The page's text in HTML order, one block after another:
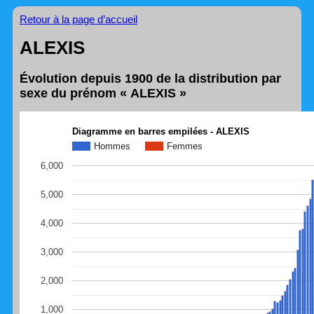
Retour à la page d’accueil
ALEXIS
Évolution depuis 1900 de la distribution par
sexe du prénom « ALEXIS »
Diagramme en barres empilées - ALEXIS
Hommes
Femmes
1,000
2,000
3,000
4,000
5,000
6,000